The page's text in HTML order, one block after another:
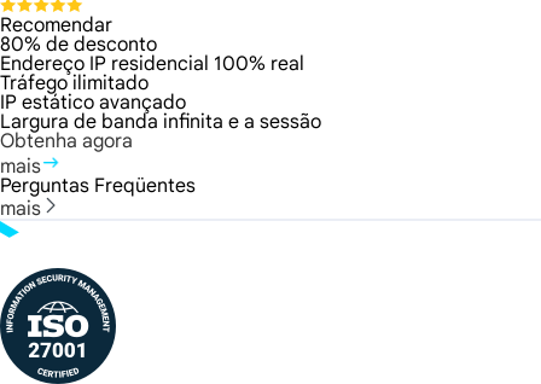
Recomendar
80% de desconto
Endereço IP residencial 100% real
Tráfego ilimitado
IP estático avançado
Largura de banda infinita e a sessão
Obtenha agora
mais
Perguntas Freqüentes
mais